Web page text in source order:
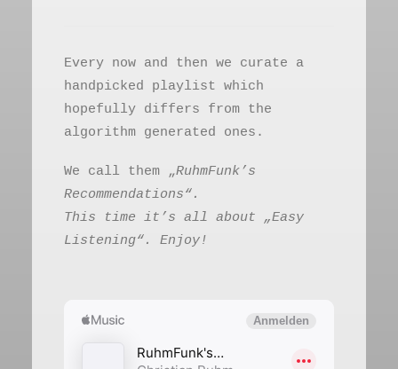
Every now and then we curate a
handpicked playlist which
hopefully differs from the
algorithm generated ones.
We call them „RuhmFunk’s
Recommendations“.
This time it’s all about „Easy
Listening“. Enjoy!